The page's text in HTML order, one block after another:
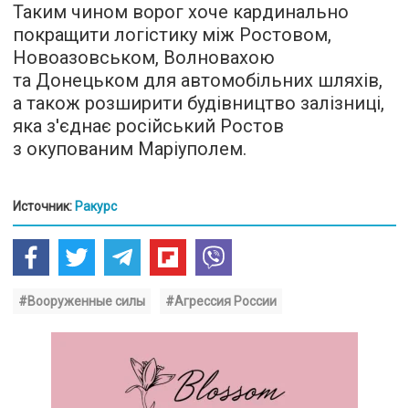
Таким чином ворог хоче кардинально
покращити логістику між Ростовом,
Новоазовськом, Волновахою
та Донецьком для автомобільних шляхів,
а також розширити будівництво залізниці,
яка з'єднає російський Ростов
з окупованим Маріуполем.
Источник: Ракурс
#Вооруженные силы #Агрессия России